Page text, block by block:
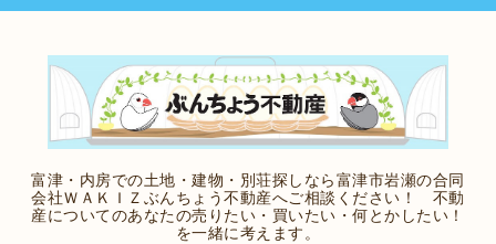
富津・内房での土地・建物・別荘探しなら富津市岩瀬の合同
会社ＷＡＫＩＺぶんちょう不動産へご相談ください！ 不動
産についてのあなたの売りたい・買いたい・何とかしたい！
を一緒に考えます。